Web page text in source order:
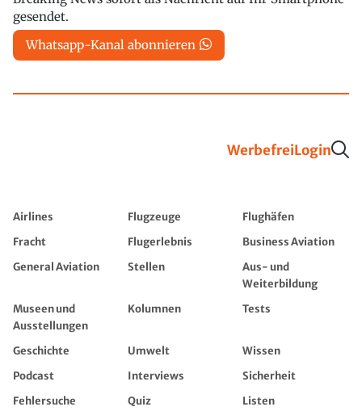
gesendet.
Whatsapp-Kanal abonnieren
WerbefreiLogin
Airlines Flugzeuge
Flughäfen
Fracht
Flugerlebnis
Business Aviation
General Aviation
Stellen
Aus- und
Weiterbildung
Museen und
Ausstellungen
Kolumnen Tests
Geschichte Umwelt
Wissen
Podcast
Interviews
Sicherheit
Fehlersuche
Quiz
Listen